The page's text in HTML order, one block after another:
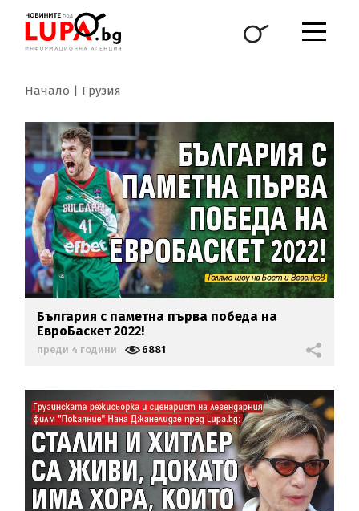
Начало Грузия
България с паметна първа победа на
ЕвроБаскет 2022!
преди 4 години 6881